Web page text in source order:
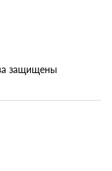
защищены